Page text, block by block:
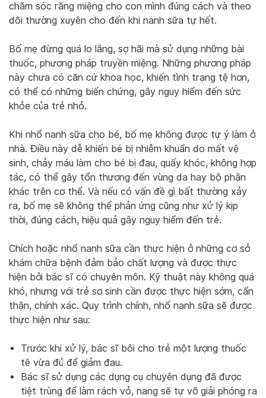
chăm sóc răng miệng cho con mình đúng cách và theo
dõi thường xuyên cho đến khi nanh sữa tự hết.
Bố mẹ đừng quá lo lắng, sợ hãi mà sử dụng những bài
thuốc, phương pháp truyền miệng. Những phương pháp
này chưa có căn cứ khoa học, khiến tình trạng tệ hơn,
có thể có những biến chứng, gây nguy hiểm đến sức
khỏe của trẻ nhỏ.
Khi nhổ nanh sữa cho bé, bố mẹ không được tự ý làm ở
nhà. Điều này dễ khiến bé bị nhiễm khuẩn do mất vệ
sinh, chảy máu làm cho bé bị đau, quấy khóc, không hợp
tác, có thể gây tổn thương đến vùng da hay bộ phận
khác trên cơ thể. Và nếu có vấn đề gì bất thường xảy
ra, bố mẹ sẽ không thể phản ứng cũng như xử lý kịp
thời, đúng cách, hiệu quả gây nguy hiểm đến trẻ.
Chích hoặc nhổ nanh sữa cần thực hiện ở những cơ sở
khám chữa bệnh đảm bảo chất lượng và được thực
hiện bởi bác sĩ có chuyên môn. Kỹ thuật này không quá
khó, nhưng với trẻ sơ sinh cần được thực hiện sớm, cẩn
thận, chính xác. Quy trình chính, nhổ nanh sữa sẽ được
thực hiện như sau:
Trước khi xử lý, bác sĩ bôi cho trẻ một lượng thuốc
tê vừa đủ để giảm đau.
Bác sĩ sử dụng các dụng cụ chuyên dụng đã được
tiệt trùng để làm rách vỏ, nang sẽ tự vỡ giải phóng ra